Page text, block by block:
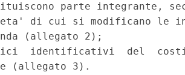
parte integrante,
di cui si modificano le
(allegato 2);
identificativi  del
(allegato 3).